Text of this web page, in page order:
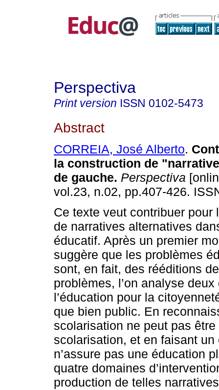
Perspectiva
Print version ISSN 0102-5473
Abstract
CORREIA, José Alberto.
la construction de
de gauche. Perspectiva
vol.23, n.02, pp.407-426.
Ce texte veut contribuer pour
de narratives alternatives
éducatif. Après un premier
suggère que les problèmes
sont, en fait, des rééditions
problèmes, l’on analyse
l’éducation pour la
que bien public. En
scolarisation ne peut pas
scolarisation, et en faisant
n’assure pas une éducation
quatre domaines
production de telles